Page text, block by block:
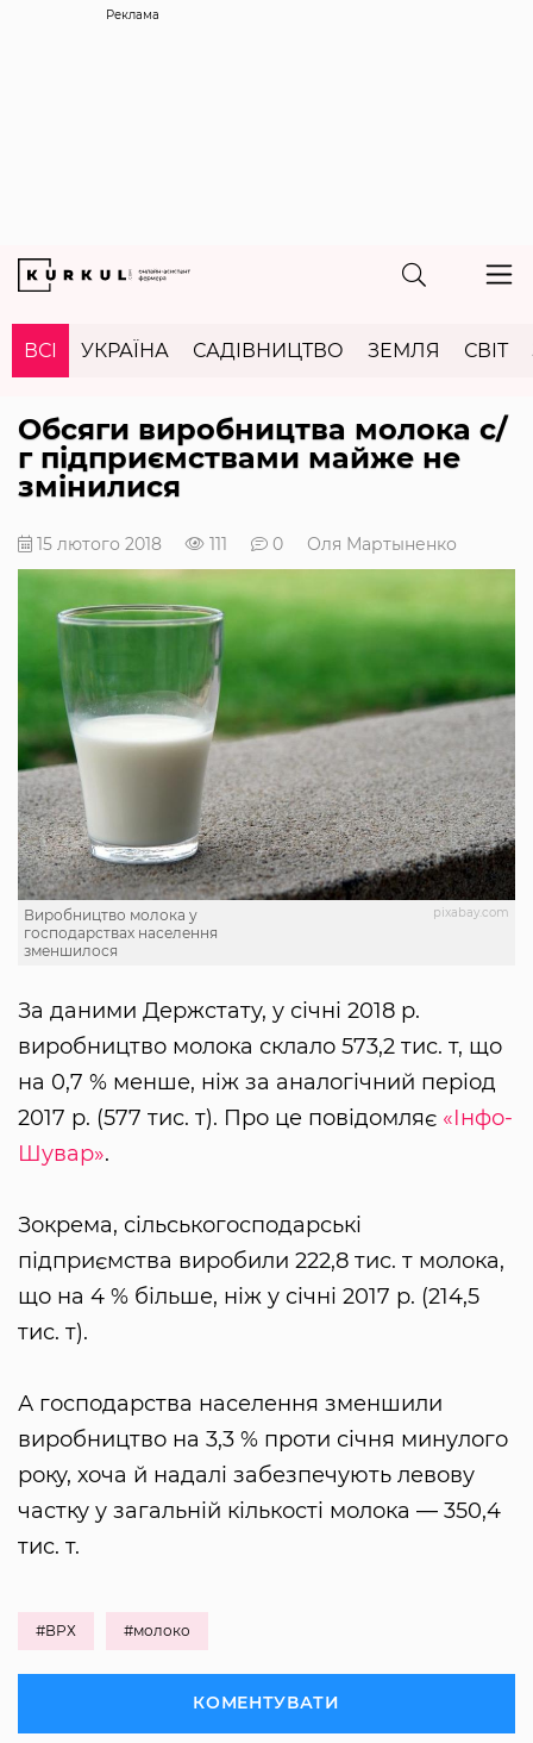
Реклама
ВСІ УКРАЇНА САДІВНИЦТВО ЗЕМЛЯ СВІТ
Обсяги виробництва молока с/
г підприємствами майже не
змінилися
15 лютого 2018 111 0 Оля Мартыненко
pixabay.com
Виробництво молока у
господарствах населення
зменшилося
За даними Держстату, у січні 2018 р.
виробництво молока склало 573,2 тис. т, що
на 0,7 % менше, ніж за аналогічний період
2017 р. (577 тис. т). Про це повідомляє «Інфо-
Шувар».
Зокрема, сільськогосподарські
підприємства виробили 222,8 тис. т молока,
що на 4 % більше, ніж у січні 2017 р. (214,5
тис. т).
А господарства населення зменшили
виробництво на 3,3 % проти січня минулого
року, хоча й надалі забезпечують левову
частку у загальній кількості молока — 350,4
тис. т.
#ВРХ #молоко
КОМЕНТУВАТИ